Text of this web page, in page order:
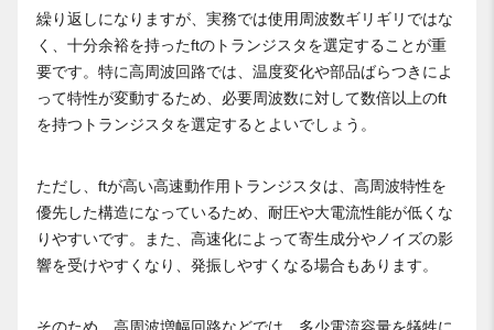
繰り返しになりますが、実務では使用周波数ギリギリではな
く、十分余裕を持ったftのトランジスタを選定することが重
要です。特に高周波回路では、温度変化や部品ばらつきによ
って特性が変動するため、必要周波数に対して数倍以上のft
を持つトランジスタを選定するとよいでしょう。
ただし、ftが高い高速動作用トランジスタは、高周波特性を
優先した構造になっているため、耐圧や大電流性能が低くな
りやすいです。また、高速化によって寄生成分やノイズの影
響を受けやすくなり、発振しやすくなる場合もあります。